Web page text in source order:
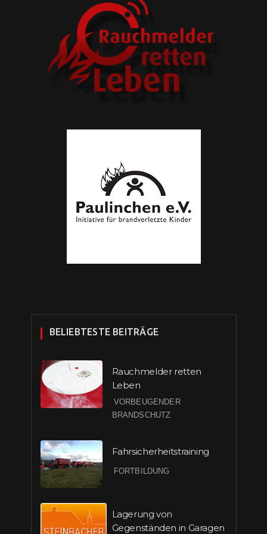
BELIEBTESTE BEITRÄGE
Rauchmelder retten
Leben
VORBEUGENDER
BRANDSCHUTZ
Fahrsicherheitstraining
FORTBILDUNG
Lagerung von
Gegenständen in Garagen